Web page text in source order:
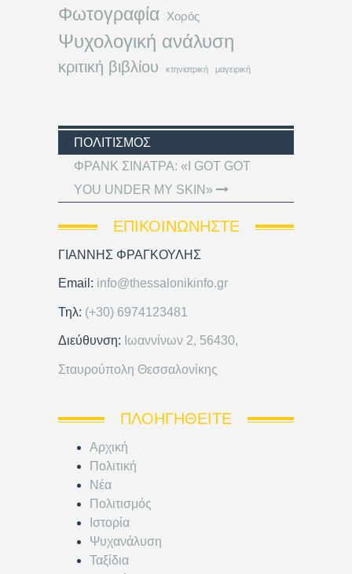
Φωτογραφία Χορός
Ψυχολογική ανάλυση
κριτική βιβλίου κτηνιατρική μαγειρική
ΠΟΛΙΤΙΣΜΌΣ
ΦΡΑΝΚ ΣΙΝΑΤΡΑ: «I GOT GOT
YOU UNDER MY SKIN»
ΕΠΙΚΟΙΝΩΝΉΣΤΕ
ΓΙΑΝΝΗΣ ΦΡΑΓΚΟΥΛΗΣ
Email: info@thessalonikinfo.gr
Τηλ: (+30) 6974123481
Διεύθυνση: Ιωαννίνων 2, 56430,
Σταυρούπολη Θεσσαλονίκης
ΠΛΟΗΓΗΘΕΊΤΕ
Αρχική
Πολιτική
Νέα
Πολιτισμός
Ιστορία
Ψυχανάλυση
Ταξίδια